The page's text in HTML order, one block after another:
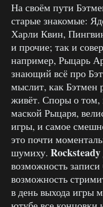
На своём пути
старые знакомые:
Харли Квин,
и прочие; так и
например, Рыцарь
знающий всё про
мыслит, как Бэтмен
живёт. Споры о том,
маской Рыцаря,
игры, и самое
это почти
шумиху. Rocksteady
возможность
возможность
в день выхода игры